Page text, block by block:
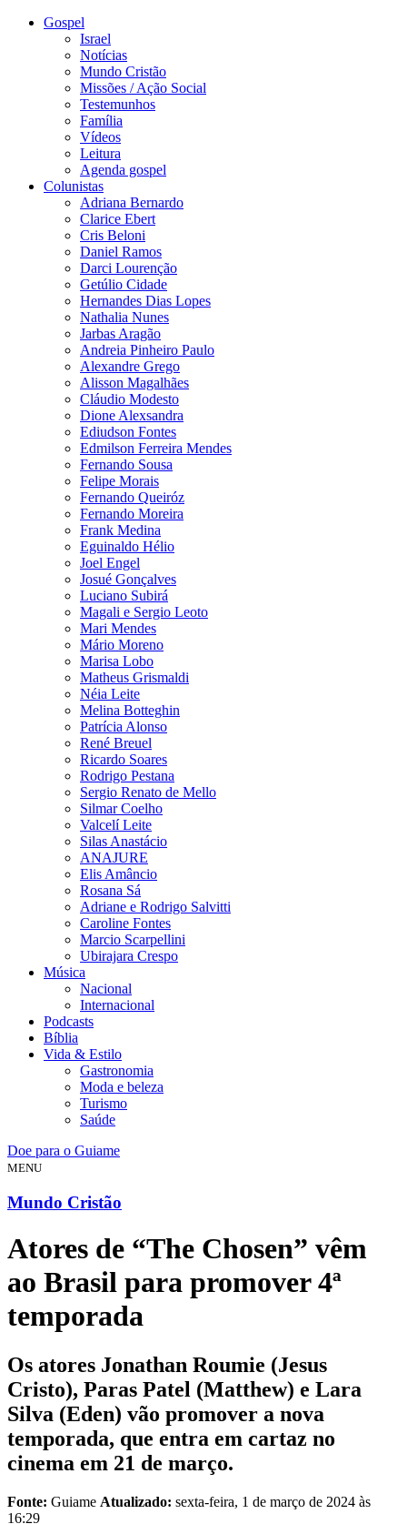
Gospel
Israel
Notícias
Mundo Cristão
Missões / Ação Social
Testemunhos
Família
Vídeos
Leitura
Agenda gospel
Colunistas
Adriana Bernardo
Clarice Ebert
Cris Beloni
Daniel Ramos
Darci Lourenção
Getúlio Cidade
Hernandes Dias Lopes
Nathalia Nunes
Jarbas Aragão
Andreia Pinheiro Paulo
Alexandre Grego
Alisson Magalhães
Cláudio Modesto
Dione Alexsandra
Ediudson Fontes
Edmilson Ferreira Mendes
Fernando Sousa
Felipe Morais
Fernando Queiróz
Fernando Moreira
Frank Medina
Eguinaldo Hélio
Joel Engel
Josué Gonçalves
Luciano Subirá
Magali e Sergio Leoto
Mari Mendes
Mário Moreno
Marisa Lobo
Matheus Grismaldi
Néia Leite
Melina Botteghin
Patrícia Alonso
René Breuel
Ricardo Soares
Rodrigo Pestana
Sergio Renato de Mello
Silmar Coelho
Valcelí Leite
Silas Anastácio
ANAJURE
Elis Amâncio
Rosana Sá
Adriane e Rodrigo Salvitti
Caroline Fontes
Marcio Scarpellini
Ubirajara Crespo
Música
Nacional
Internacional
Podcasts
Bíblia
Vida & Estilo
Gastronomia
Moda e beleza
Turismo
Saúde
Doe para o Guiame
MENU
Mundo Cristão
Atores de “The Chosen” vêm
ao Brasil para promover 4ª
temporada
Os atores Jonathan Roumie (Jesus
Cristo), Paras Patel (Matthew) e Lara
Silva (Eden) vão promover a nova
temporada, que entra em cartaz no
cinema em 21 de março.
Fonte: Guiame Atualizado: sexta-feira, 1 de março de 2024 às
16:29